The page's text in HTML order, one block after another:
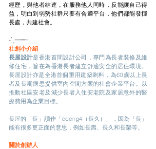
經歷，與他者結連，在服務他人同時，反能讓自己得
益，明白到弱勢社群只要有合適平台，他們都能發揮
長處，共建社會。
-ˋˏ┈┈┈┈
社創小介紹
長屋設計是香港首間設計公司，專門為長者裝修及維
修住宅，旨在為香港長者建立舒適安全的居住環境。
長屋設計亦是全港首個重用建築剩料，為60歲以上長
者及長期病患提供室內空間方案的社會企業平台。以
推動社區安老及減少長者入住安老院及家居意外的醫
療費用為企業目標。
長屋的「長」讀作「coeng4（長久）」，因為「長」
能有很多更正面的意思，例如長壽、長久和長榮等。
關於創辦人